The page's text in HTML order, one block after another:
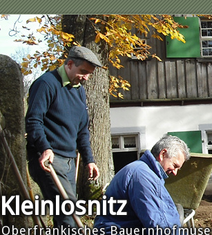
Kleinlosnitz
Oberfränkisches